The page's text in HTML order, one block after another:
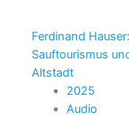
Ferdinand
Sauftourismus
Altstadt
2025
Audio